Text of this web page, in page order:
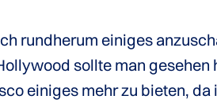
rundherum einiges
sollte man
einiges mehr zu bieten,